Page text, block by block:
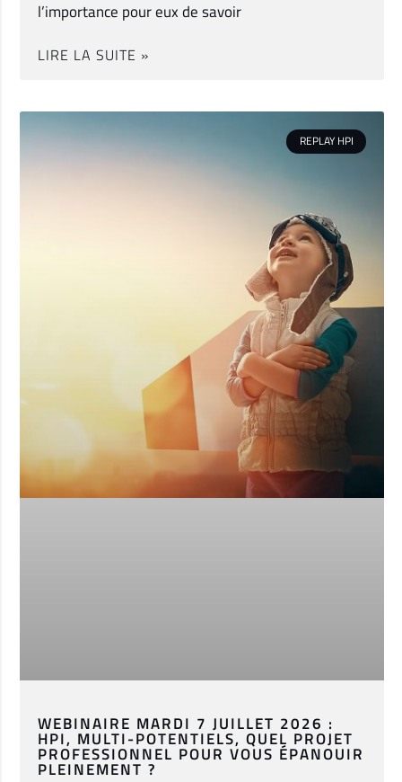
l’importance pour eux de savoir
LIRE LA SUITE »
REPLAY HPI
WEBINAIRE MARDI 7 JUILLET 2026 :
HPI, MULTI-POTENTIELS, QUEL PROJET
PROFESSIONNEL POUR VOUS ÉPANOUIR
PLEINEMENT ?